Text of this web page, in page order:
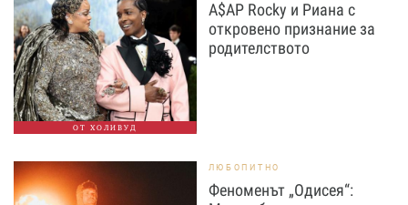
ОТ ХОЛИВУД
A$AP Rocky и Риана с
откровено признание за
родителството
ЛЮБОПИТНО
Феноменът „Одисея“: